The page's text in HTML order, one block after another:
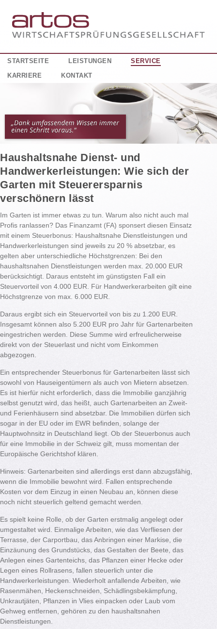
STARTSEITE LEISTUNGEN
SERVICE
KARRIERE
KONTAKT
Haushaltsnahe Dienst- und
Handwerkerleistungen: Wie sich der
Garten mit Steuerersparnis
verschönern lässt
Im Garten ist immer etwas zu tun. Warum also nicht auch mal
Profis ranlassen? Das Finanzamt (FA) sponsert diesen Einsatz
mit einem Steuerbonus: Haushaltsnahe Dienstleistungen und
Handwerkerleistungen sind jeweils zu 20 % absetzbar, es
gelten aber unterschiedliche Höchstgrenzen: Bei den
haushaltsnahen Dienstleistungen werden max. 20.000 EUR
berücksichtigt. Daraus entsteht im günstigsten Fall ein
Steuervorteil von 4.000 EUR. Für Handwerkerarbeiten gilt eine
Höchstgrenze von max. 6.000 EUR.
Daraus ergibt sich ein Steuervorteil von bis zu 1.200 EUR.
Insgesamt können also 5.200 EUR pro Jahr für Gartenarbeiten
eingestrichen werden. Diese Summe wird erfreulicherweise
direkt von der Steuerlast und nicht vom Einkommen
abgezogen.
Ein entsprechender Steuerbonus für Gartenarbeiten lässt sich
sowohl von Hauseigentümern als auch von Mietern absetzen.
Es ist hierfür nicht erforderlich, dass die Immobilie ganzjährig
selbst genutzt wird, das heißt, auch Gartenarbeiten an Zweit-
und Ferienhäusern sind absetzbar. Die Immobilien dürfen sich
sogar in der EU oder im EWR befinden, solange der
Hauptwohnsitz in Deutschland liegt. Ob der Steuerbonus auch
für eine Immobilie in der Schweiz gilt, muss momentan der
Europäische Gerichtshof klären.
Hinweis: Gartenarbeiten sind allerdings erst dann abzugsfähig,
wenn die Immobilie bewohnt wird. Fallen entsprechende
Kosten vor dem Einzug in einen Neubau an, können diese
noch nicht steuerlich geltend gemacht werden.
Es spielt keine Rolle, ob der Garten erstmalig angelegt oder
umgestaltet wird. Einmalige Arbeiten, wie das Verfliesen der
Terrasse, der Carportbau, das Anbringen einer Markise, die
Einzäunung des Grundstücks, das Gestalten der Beete, das
Anlegen eines Gartenteichs, das Pflanzen einer Hecke oder
Legen eines Rollrasens, fallen steuerlich unter die
Handwerkerleistungen. Wiederholt anfallende Arbeiten, wie
Rasenmähen, Heckenschneiden, Schädlingsbekämpfung,
Unkrautjäten, Pflanzen in Vlies einpacken oder Laub vom
Gehweg entfernen, gehören zu den haushaltsnahen
Dienstleistungen.